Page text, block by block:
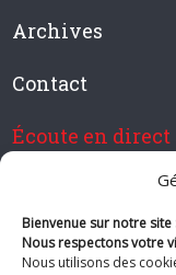
Bienvenue sur notre site
Nous respectons votre
Nous utilisons des
Archives
Contact
Écoute en direct
Devenir membre